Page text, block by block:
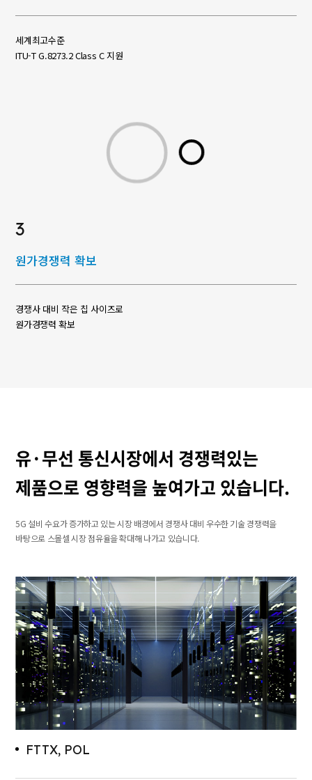
세계최고수준
ITU-T G.8273.2 Class C 지원
3
원가경쟁력 확보
경쟁사 대비 작은 칩 사이즈로
원가경쟁력 확보
유·무선 통신시장에서 경쟁력있는
제품으로 영향력을 높여가고 있습니다.
5G 설비 수요가 증가하고 있는 시장 배경에서 경쟁사 대비 우수한 기술 경쟁력을
바탕으로 스몰셀 시장 점유율을 확대해 나가고 있습니다.
FTTX, POL